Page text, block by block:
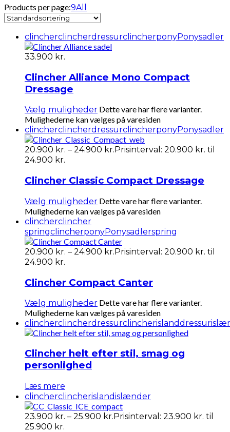
Products per page:9All
clincherclincherdressurclincherponyPonysadler
33.900 kr.
Clincher Alliance Mono Compact
Dressage
Vælg muligheder Dette vare har flere varianter.
Mulighederne kan vælges på varesiden
clincherclincherdressurclincherponyPonysadler
20.900 kr. – 24.900 kr. Prisinterval: 20.900 kr. til
24.900 kr.
Clincher Classic Compact Dressage
Vælg muligheder Dette vare har flere varianter.
Mulighederne kan vælges på varesiden
clincherclincher
springclincherponyPonysadlerspring
20.900 kr. – 24.900 kr.Prisinterval: 20.900 kr. til
24.900 kr.
Clincher Compact Canter
Vælg muligheder Dette vare har flere varianter.
Mulighederne kan vælges på varesiden
clincherclincherdressurclincherislanddressur
Clincher helt efter stil, smag og
personlighed
Læs mere
clincherclincherislandislænder
23.900 kr. – 25.900 kr.Prisinterval: 23.900 kr. til
25.900 kr.